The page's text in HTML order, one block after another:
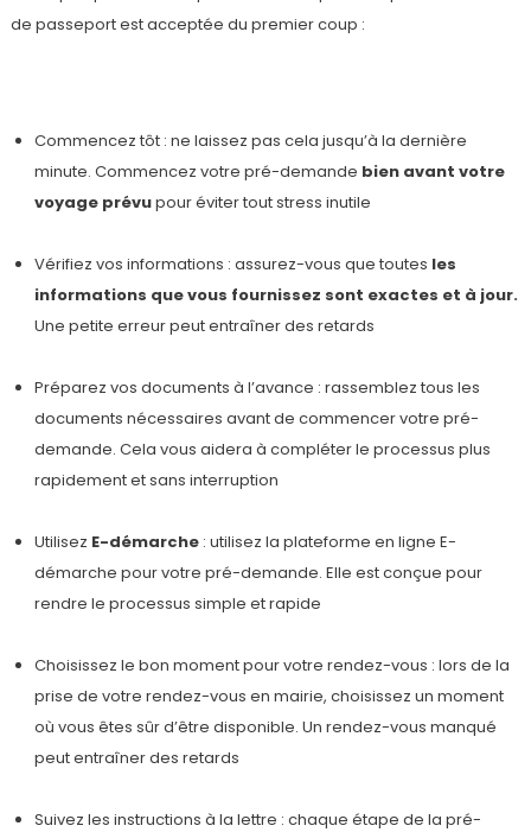
de passeport est acceptée du premier coup :
Commencez tôt : ne laissez pas cela jusqu’à la dernière
minute. Commencez votre pré-demande bien avant votre
voyage prévupour éviter tout stress inutile
Vérifiez vos informations : assurez-vous que toutes les
informations que vous fournissez sont exactes et à jour.
Une petite erreur peut entraîner des retards
Préparez vos documents à l’avance : rassemblez tous les
documents nécessaires avant de commencer votre pré-
demande. Cela vous aidera à compléter le processus plus
rapidement et sans interruption
Utilisez E-démarche: utilisez la plateforme en ligne E-
démarche pour votre pré-demande. Elle est conçue pour
rendre le processus simple et rapide
Choisissez le bon moment pour votre rendez-vous : lors de la
prise de votre rendez-vous en mairie, choisissez un moment
où vous êtes sûr d’être disponible. Un rendez-vous manqué
peut entraîner des retards
Suivez les instructions à la lettre : chaque étape de la pré-